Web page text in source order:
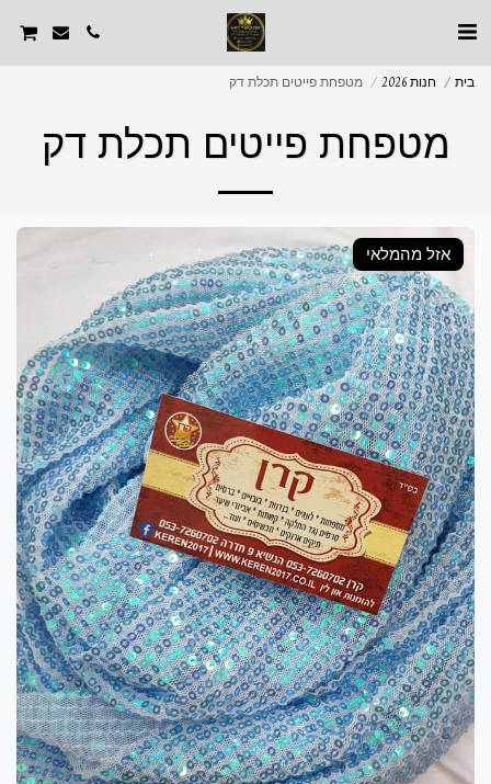
בית חנות 2026 מטפחת פייטים תכלת דק
מטפחת פייטים תכלת דק
אזל מהמלאי